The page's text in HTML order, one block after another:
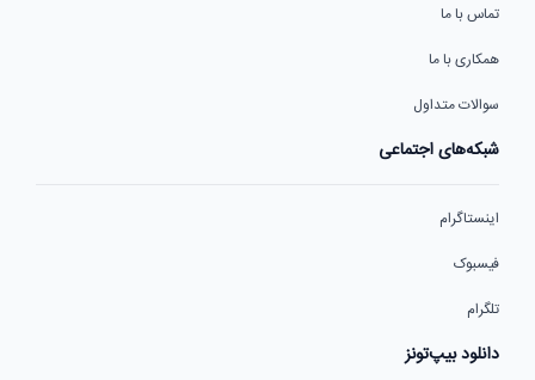
تماس با ما
همکاری با ما
سوالات متداول
شبکه‌های اجتماعی
اینستاگرام
فیسبوک
تلگرام
دانلود بیپ‌تونز